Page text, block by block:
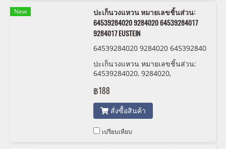
New
ปะเก็นวงแหวน หมายเลขชิ้นส่วน:
64539284020 9284020 64539284017
9284017 EUSTEIN
64539284020 9284020 645392840
17 9284017 EUSTEIN
ปะเก็นวงแหวน หมายเลขชิ้นส่วน:
64539284020, 9284020,
฿188
สั่งซื้อสินค้า
เปรียบเทียบ